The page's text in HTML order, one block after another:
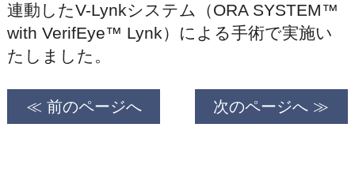
連動したV-Lynkシステム（ORA SYSTEM™
with VerifEye™ Lynk）による手術で実施い
たしました。
≪ 前のページへ 次のページへ ≫